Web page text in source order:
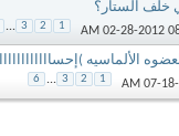
خلف الستار؟
1
2
3
...
)إحسااااااااااااس
1
2
3
...
6